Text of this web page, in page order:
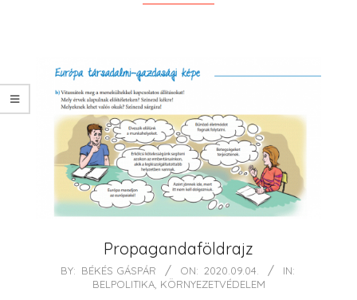
Propagandaföldrajz
2020-BY: BÉKÉS GÁSPÁR ON: 2020.09.04.
IN:
BELPOLITIKA, KÖRNYEZETVÉDELEM